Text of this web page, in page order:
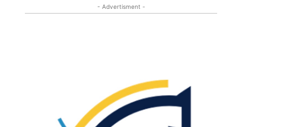
- Advertisment -